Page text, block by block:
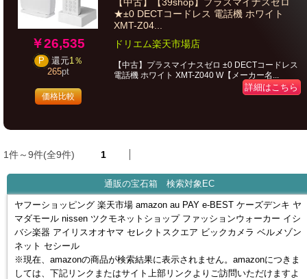
￥26,535
P 還元1％
265pt
価格比較
★±0 DECTコードレス 電話機 ホワイト
XMT-Z04...
ドリエム楽天市場店
【中古】プラスマイナスゼロ ±0 DECTコードレス
電話機 ホワイト XMT-Z040 W【メーカー名...
詳細はこちら
1件～9件(全9件) 1
通販の宝石箱 検索対象EC
ヤフーショッピング 楽天市場 amazon au PAY e-BEST ケーズデンキ ヤ
マダモール nissen ツクモネットショップ ファッションウォーカー イシ
バシ楽器 アイリスオオヤマ セレクトスクエア ビックカメラ ベルメゾン
ネット セシール
※現在、amazonの商品が検索結果に表示されません。amazonにつきま
しては、下記リンクまたはサイト上部リンクよりご訪問いただけますよ